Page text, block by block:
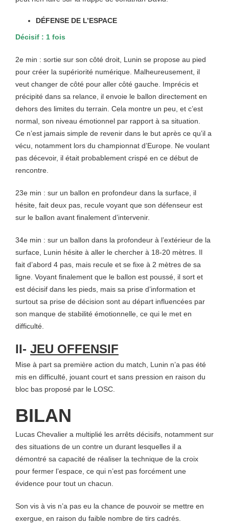
DÉFENSE DE L’ESPACE
Décisif : 1 fois
2e min : sortie sur son côté droit, Lunin se propose au pied
pour créer la supériorité numérique. Malheureusement, il
veut changer de côté pour aller côté gauche. Imprécis et
précipité dans sa relance, il envoie le ballon directement en
dehors des limites du terrain. Cela montre un peu, et c’est
normal, son niveau émotionnel par rapport à sa situation.
Ce n’est jamais simple de revenir dans le but après ce qu’il a
vécu, notamment lors du championnat d’Europe. Ne voulant
pas décevoir, il était probablement crispé en ce début de
rencontre.
23e min : sur un ballon en profondeur dans la surface, il
hésite, fait deux pas, recule voyant que son défenseur est
sur le ballon avant finalement d’intervenir.
34e min : sur un ballon dans la profondeur à l’extérieur de la
surface, Lunin hésite à aller le chercher à 18-20 mètres. Il
fait d’abord 4 pas, mais recule et se fixe à 2 mètres de sa
ligne. Voyant finalement que le ballon est poussé, il sort et
est décisif dans les pieds, mais sa prise d’information et
surtout sa prise de décision sont au départ influencées par
son manque de stabilité émotionnelle, ce qui le met en
difficulté.
II- JEU OFFENSIF
Mise à part sa première action du match, Lunin n’a pas été
mis en difficulté, jouant court et sans pression en raison du
bloc bas proposé par le LOSC.
BILAN
Lucas Chevalier a multiplié les arrêts décisifs, notamment sur
des situations de un contre un durant lesquelles il a
démontré sa capacité de réaliser la technique de la croix
pour fermer l’espace, ce qui n’est pas forcément une
évidence pour tout un chacun.
Son vis à vis n’a pas eu la chance de pouvoir se mettre en
exergue, en raison du faible nombre de tirs cadrés.